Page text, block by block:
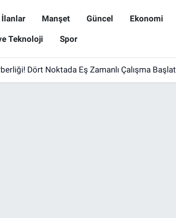
İlanlar Manşet Güncel Ekonomi
Teknoloji Spor
Yolu İncelendi! Kadir Uslu'dan İl Özel